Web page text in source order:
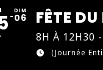
DIM
06 FÊTE
8H À 12H30
(Journée